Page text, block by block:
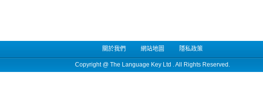
關於我們 網站地圖 隱私政策
Copyright @ The Language Key Ltd . All Rights Reserved.